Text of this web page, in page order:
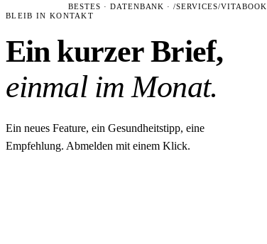
BESTES · DATENBANK · /SERVICES/VITABOOK
BLEIB IN KONTAKT
Ein kurzer Brief,
einmal im Monat.
Ein neues Feature, ein Gesundheitstipp, eine
Empfehlung. Abmelden mit einem Klick.